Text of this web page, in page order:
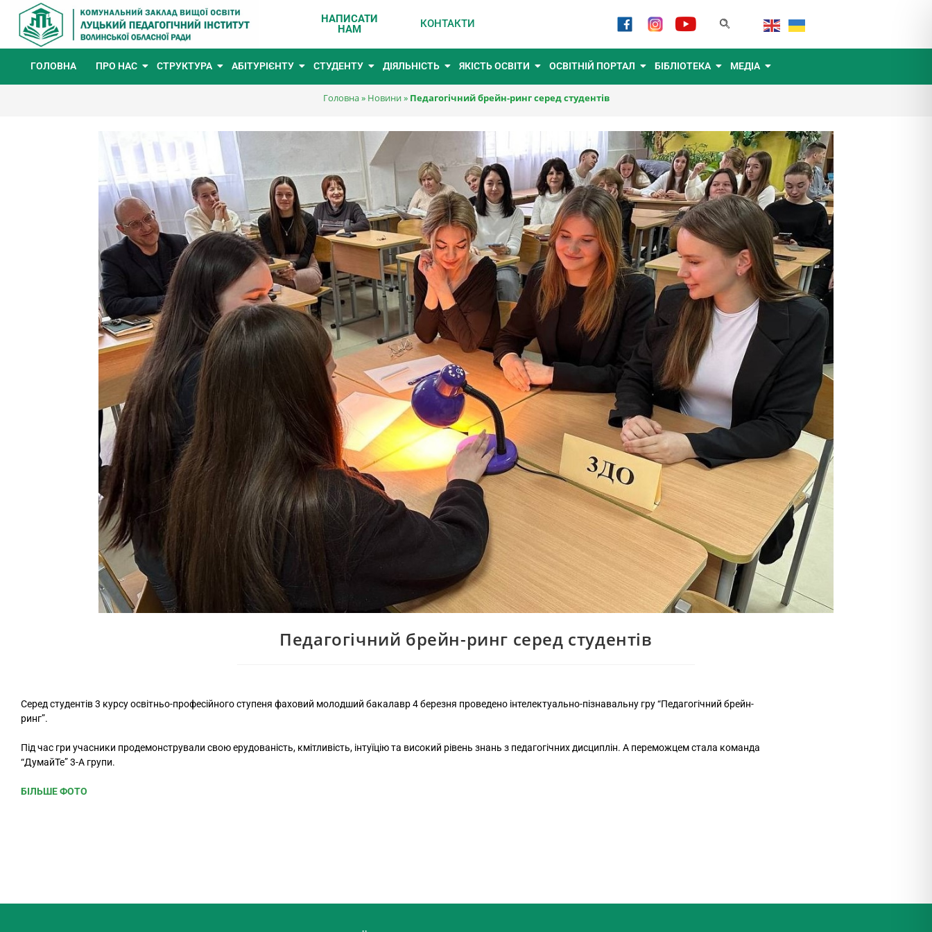
НАПИСАТИ
НАМ
КОНТАКТИ
ГОЛОВНА ПРО НАС СТРУКТУРА АБІТУРІЄНТУ СТУДЕНТУ ДІЯЛЬНІСТЬ ЯКІСТЬ ОСВІТИ ОСВІТНІЙ ПОРТАЛ БІБЛІОТЕКА МЕДІА
Головна» Новини» Педагогічний брейн-ринг серед студентів
Педагогічний брейн-ринг серед студентів
Cеред студентів 3 курсу освітньо-професійного ступеня фаховий молодший бакалавр 4 березня проведено інтелектуально-пізнавальну гру “Педагогічний брейн-
ринг”.
Під час гри учасники продемонстрували свою ерудованість, кмітливість, інтуїцію та високий рівень знань з педагогічних дисциплін. А переможцем стала команда
“ДумайТе” 3-А групи.
БІЛЬШЕ ФОТО